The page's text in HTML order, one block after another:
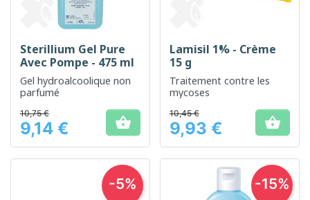
Sterillium Gel Pure
Avec Pompe - 475 ml
Gel hydroalcoolique non
parfumé
Prix
10,75 €
9,14 € 
Lamisil 1% - Crème
15 g
Traitement contre les
mycoses
Prix
10,45 €
9,93 € 
-5% -15%